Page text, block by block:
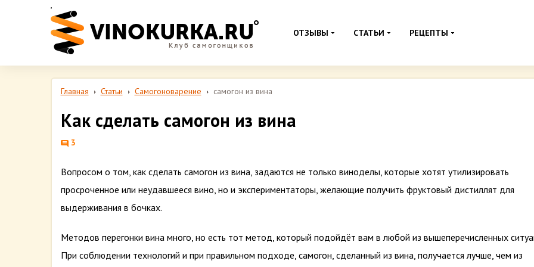
,
ОТЗЫВЫ СТАТЬИ РЕЦЕПТЫ
Главная Статьи Самогоноварение самогон из вина
Как сделать самогон из вина
3
Вопросом о том, как сделать самогон из вина, задаются не только виноделы, которые хотят утилизировать
просроченное или неудавшееся вино, но и экспериментаторы, желающие получить фруктовый дистиллят для
выдерживания в бочках.
Методов перегонки вина много, но есть тот метод, который подойдёт вам в любой из вышеперечисленных
При соблюдении технологий и при правильном подходе, самогон, сделанный из вина, получается лучше, чем из